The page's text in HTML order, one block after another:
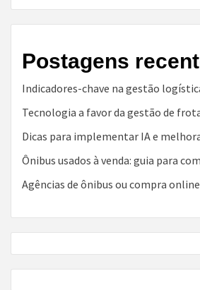
Postagens
Indicadores-chave na gestão
Tecnologia a favor da gestão de
Dicas para implementar IA e
Ônibus usados à venda: guia para
Agências de ônibus ou compra